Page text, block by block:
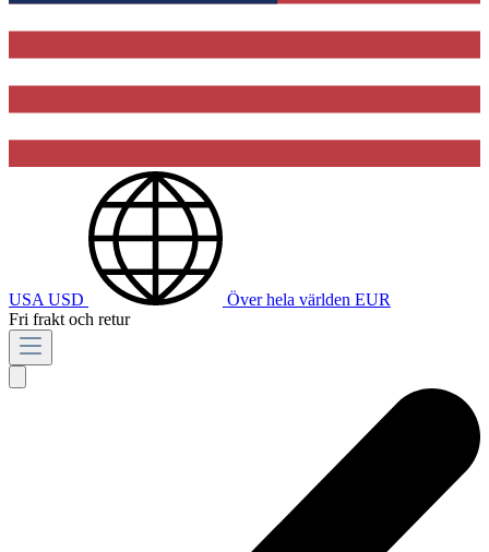
USA USD Över hela världen EUR
Fri frakt och retur